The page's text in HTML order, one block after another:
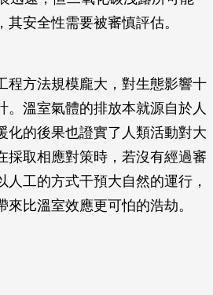
安全性需要被審慎評估。
程方法規模龐大，對生態影響十
。溫室氣體的排放本就源自於人
化的後果也證實了人類活動對大
採取相應對策時，若沒有經過審
人工的方式干預大自然的運行，
比溫室效應更可怕的浩劫。